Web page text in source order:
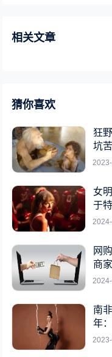
相关文章
猜你喜欢
狂
坑
女
于
网
商
南
年